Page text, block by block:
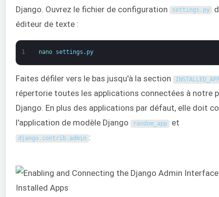
Django. Ouvrez le fichier de configuration
settings . py
éditeur de texte :
1 nano settings . py
Faites défiler vers le bas jusqu'à la section
répertorie toutes les applications connectées à notre
Django. En plus des applications par défaut, elle doit
l'application de modèle Django
random_app et
django. contrib. admin :